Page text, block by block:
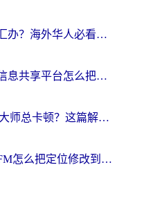
老挝怎么打不开鄂汇办？海外华人必看的回国加速全攻略（附欧洲杯小说流畅技巧）
在泰国用全国信用信息共享平台怎么把定位修改到中国国内？海外党解决国内服务访问难题的实用指南
在国外玩NBA篮球大师总卡顿？这篇解决你所有海外看国内内容的烦恼
在澳大利亚用荔枝FM怎么把定位修改到中国国内？海外华人必看的内容访问指南